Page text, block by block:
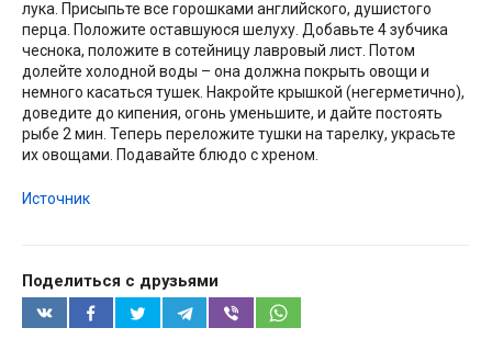
лука. Присыпьте все горошками английского, душистого
перца. Положите оставшуюся шелуху. Добавьте 4 зубчика
чеснока, положите в сотейницу лавровый лист. Потом
долейте холодной воды – она должна покрыть овощи и
немного касаться тушек. Накройте крышкой (негерметично),
доведите до кипения, огонь уменьшите, и дайте постоять
рыбе 2 мин. Теперь переложите тушки на тарелку, украсьте
их овощами. Подавайте блюдо с хреном.
Источник
Поделиться с друзьями